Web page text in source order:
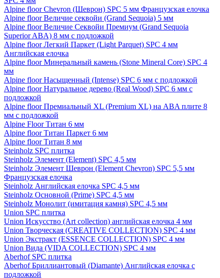
Alpine floor Chevron (Шеврон) SPC 5 мм Французская елочка
Alpine floor Величие секвойи (Grand Sequoia) 5 мм
Alpine floor Величие Секвойи Премиум (Grand Sequoia
Superior ABA) 8 мм с подложкой
Alpine floor Легкий Паркет (Light Parquet) SPC 4 мм
Английская елочка
Alpine floor Минеральный камень (Stone Mineral Core) SPC 4
мм
Alpine floor Насыщенный (Intense) SPC 6 мм с подложкой
Alpine floor Натуральное дерево (Real Wood) SPC 6 мм с
подложкой
Alpine floor Премиальный XL (Premium XL) на ABA плите 8
мм с подложкой
Alpine Floor Титан 6 мм
Alpine floor Титан Паркет 6 мм
Alpine floor Титан 8 мм
Steinholz SPC плитка
Steinholz Элемент (Element) SPC 4,5 мм
Steinholz Элемент Шеврон (Element Chevron) SPC 5,5 мм
Французская елочка
Steinholz Английская елочка SPC 4,5 мм
Steinholz Основной (Prime) SPC 4,5 мм
Steinholz Монолит (имитация камня) SPC 4,5 мм
Union SPC плитка
Union Искусство (Art collection) английская елочка 4 мм
Union Творческая (CREATIVE COLLECTION) SPC 4 мм
Union Экстракт (ESSENCE COLLECTION) SPC 4 мм
Union Вида (VIDA COLLECTION) SPC 4 мм
Aberhof SPC плитка
Aberhof Бриллиантовый (Diamante) Английская елочка с
подложкой